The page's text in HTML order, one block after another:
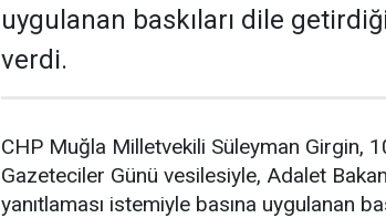
uygulanan baskıları dile
verdi.
CHP Muğla Milletvekili Süleyman Girgin,
Gazeteciler Günü vesilesiyle, Adalet
yanıtlaması istemiyle basına uygulanan